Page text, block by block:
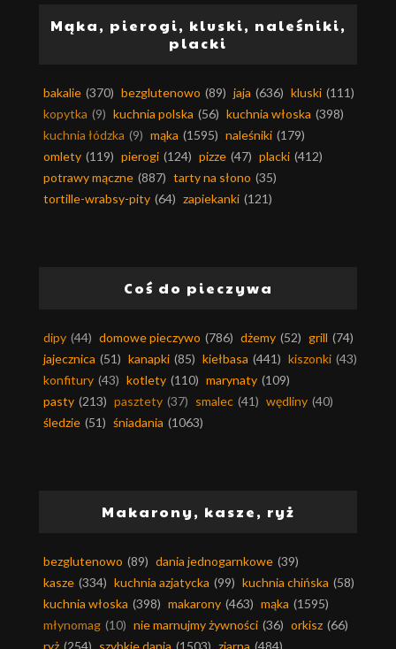
Mąka, pierogi, kluski, naleśniki,
placki
bakalie (370) bezglutenowo (89) jaja (636) kluski (111)
kopytka (9) kuchnia polska (56) kuchnia włoska (398)
kuchnia łódzka (9) mąka (1595) naleśniki (179)
omlety (119) pierogi (124) pizze (47) placki (412)
potrawy mączne (887) tarty na słono (35)
tortille-wrabsy-pity (64) zapiekanki (121)
Coś do pieczywa
dipy (44) domowe pieczywo (786) dżemy (52) grill (74)
jajecznica (51) kanapki (85) kiełbasa (441) kiszonki (43)
konfitury (43) kotlety (110) marynaty (109)
pasty (213) pasztety (37) smalec (41) wędliny (40)
śledzie (51) śniadania (1063)
Makarony, kasze, ryż
bezglutenowo (89) dania jednogarnkowe (39)
kasze (334) kuchnia azjatycka (99) kuchnia chińska (58)
kuchnia włoska (398) makarony (463) mąka (1595)
młynomag (10) nie marnujmy żywności (36) orkisz (66)
ryż (254) szybkie dania (1503) ziarna (484)